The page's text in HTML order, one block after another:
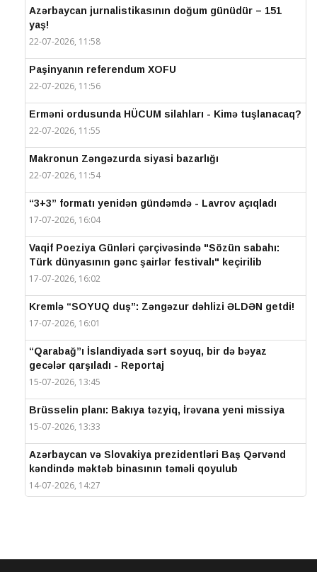
Azərbaycan jurnalistikasının doğum günüdür – 151
yaş!
22-07-2026, 11:58
Paşinyanın referendum XOFU
22-07-2026, 11:56
Erməni ordusunda HÜCUM silahları - Kimə tuşlanacaq?
22-07-2026, 11:55
Makronun Zəngəzurda siyasi bazarlığı
22-07-2026, 11:54
“3+3” formatı yenidən gündəmdə - Lavrov açıqladı
17-07-2026, 16:04
Vaqif Poeziya Günləri çərçivəsində "Sözün sabahı:
Türk dünyasının gənc şairlər festivalı" keçirilib
17-07-2026, 16:02
Kremlə “SOYUQ duş”: Zəngəzur dəhlizi ƏLDƏN getdi!
17-07-2026, 16:01
“Qarabağ”ı İslandiyada sərt soyuq, bir də bəyaz
gecələr qarşıladı - Reportaj
15-07-2026, 13:45
Brüsselin planı: Bakıya təzyiq, İrəvana yeni missiya
15-07-2026, 13:33
Azərbaycan və Slovakiya prezidentləri Baş Qərvənd
kəndində məktəb binasının təməli qoyulub
14-07-2026, 14:27
Prezidentlər Şuşada mətbuata bəyanatlarla çıxış